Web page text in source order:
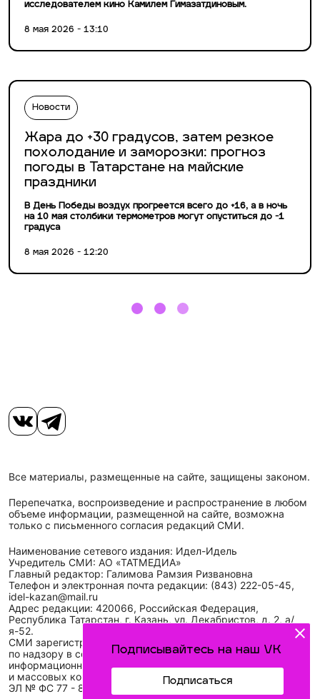
исследователем кино Камилем Гимазатдиновым.
8 мая 2026 - 13:10
Новости
Жара до +30 градусов, затем резкое
похолодание и заморозки: прогноз
погоды в Татарстане на майские
праздники
В День Победы воздух прогреется всего до +16, а в ночь
на 10 мая столбики термометров могут опуститься до −1
градуса
8 мая 2026 - 12:20
Подписывайтесь на наш VK
Подписаться
Все материалы, размещенные на сайте, защищены законом.
Перепечатка, воспроизведение и распространение в любом
объеме информации, размещенной на сайте, возможна
только с письменного согласия редакций СМИ.
Наименование сетевого издания: Идел-Идель
Учредитель СМИ: АО «ТАТМЕДИА»
Главный редактор: Галимова Рамзия Ризвановна
Телефон и электронная почта редакции: (843) 222-05-45,
idel-kazan@mail.ru
Адрес редакции: 420066, Российская Федерация,
Республика Татарстан, г. Казань, ул. Декабристов, д. 2, а/
я-52.
СМИ зарегистрировано Федеральной службой
по надзору в сфере связи,
информационных технологий
и массовых коммуникаций (Роскомнадзор)
ЭЛ № ФС 77 - 89431 от 14.05.2025